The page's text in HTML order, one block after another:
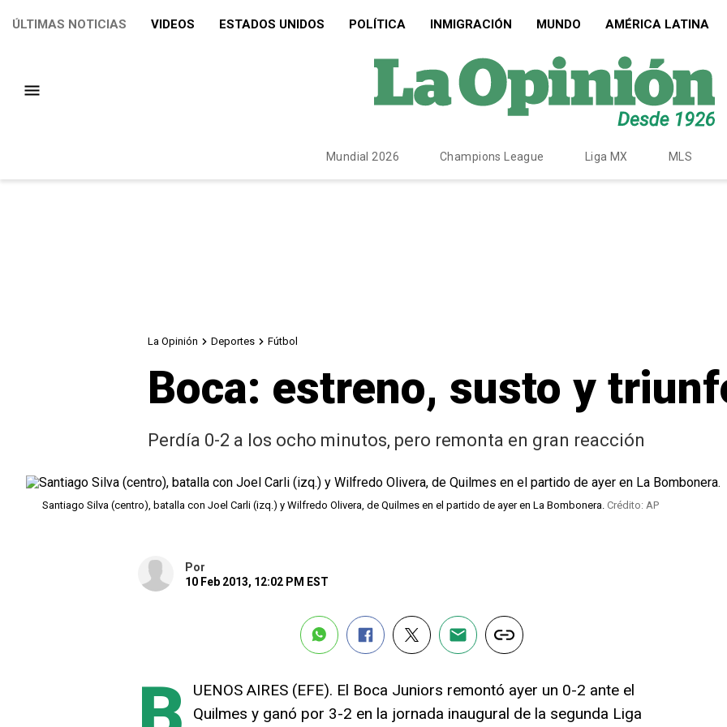
ÚLTIMAS NOTICIAS VIDEOS ESTADOS UNIDOS POLÍTICA INMIGRACIÓN MUNDO AMÉRICA LATINA
Mundial 2026 Champions League Liga MX MLS
La Opinión Deportes Fútbol
Boca: estreno, susto y
Perdía 0-2 a los ocho minutos, pero remonta en gran reacción
Santiago Silva (centro), batalla con Joel Carli (izq.) y Wilfredo Olivera, de Quilmes en el partido de ayer en La Bombonera. Crédito: AP
Por
10 Feb 2013, 12:02 PM EST
UENOS AIRES (EFE). El Boca Juniors remontó ayer un 0-2 ante el
Quilmes y ganó por 3-2 en la jornada inaugural de la segunda Liga